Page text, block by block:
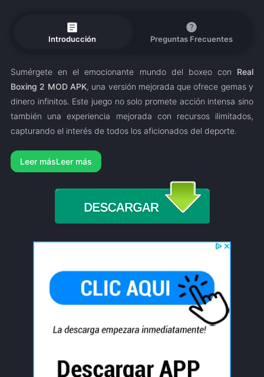
article
Introducción
help
Preguntas Frecuentes
Sumérgete en el emocionante mundo del boxeo con Real
Boxing 2 MOD APK, una versión mejorada que ofrece gemas y
dinero infinitos. Este juego no solo promete acción intensa sino
también una experiencia mejorada con recursos ilimitados,
capturando el interés de todos los aficionados del deporte.
Leer más